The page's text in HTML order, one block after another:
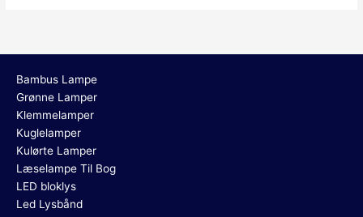
Bambus Lampe
Grønne Lamper
Klemmelamper
Kuglelamper
Kulørte Lamper
Læselampe Til Bog
LED bloklys
Led Lysbånd